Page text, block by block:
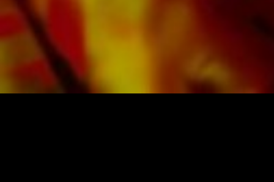
numériquement sur les portails populaires
d'Apple, d'Amazon, de Google, de Spotify et
d'autres fournisseurs du monde entier.
Toutes les partitions d'Obrasso sont produites
sur du papier de haute qualité. Le papier à
lettres légèrement jaunâtre offre un bon